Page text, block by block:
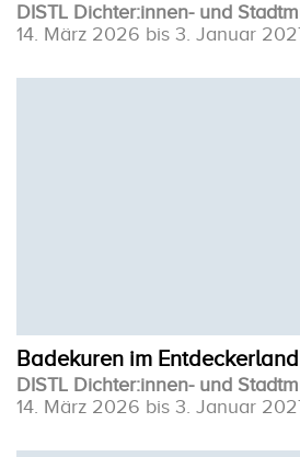
DISTL Dichter:innen- und
14. März 2026 bis 3. Januar
Badekuren im Entdeckerland
DISTL Dichter:innen- und
14. März 2026 bis 3. Januar